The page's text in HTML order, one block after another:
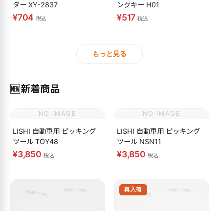
ター XY-2837
¥704税込
ンクキー H01
¥517税込
もっと見る
🆕新着商品
NO IMAGE
LISHI 自動車用 ピッキング
ツール TOY48
¥3,850 税込
NO IMAGE
LISHI 自動車用 ピッキング
ツール NSN11
¥3,850 税込
再入荷